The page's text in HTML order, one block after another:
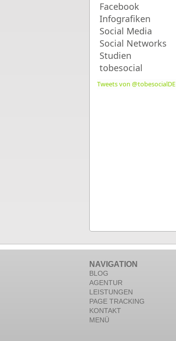
Facebook
Infografiken
Social Media
Social Networks
Studien
tobesocial
Tweets von @tobesocialDE
NAVIGATION
BLOG
AGENTUR
LEISTUNGEN
PAGE TRACKING
KONTAKT
MENÜ